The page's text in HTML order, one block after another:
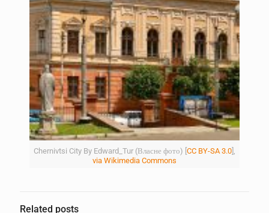
Chernivtsi City By Edward_Tur (Власне фото) [ CC BY-SA 3.0],
via Wikimedia Commons
Related posts